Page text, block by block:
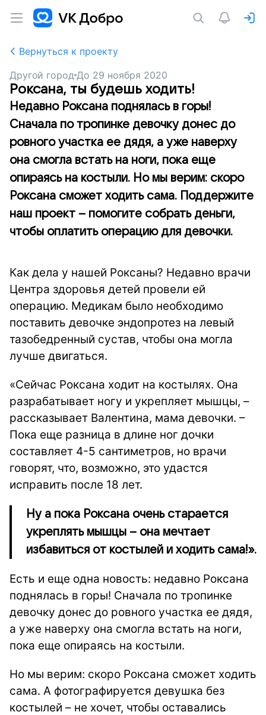
Вернуться к проекту
Другой город До 29 ноября 2020
Роксана, ты будешь ходить!
Недавно Роксана поднялась в горы!
Сначала по тропинке девочку донес до
ровного участка ее дядя, а уже наверху
она смогла встать на ноги, пока еще
опираясь на костыли. Но мы верим: скоро
Роксана сможет ходить сама. Поддержите
наш проект – помогите собрать деньги,
чтобы оплатить операцию для девочки.
Как дела у нашей Роксаны? Недавно врачи
Центра здоровья детей провели ей
операцию. Медикам было необходимо
поставить девочке эндопротез на левый
тазобедренный сустав, чтобы она могла
лучше двигаться.
«Сейчас Роксана ходит на костылях. Она
разрабатывает ногу и укрепляет мышцы, –
рассказывает Валентина, мама девочки. –
Пока еще разница в длине ног дочки
составляет 4-5 сантиметров, но врачи
говорят, что, возможно, это удастся
исправить после 18 лет.
Ну а пока Роксана очень старается
укреплять мышцы – она мечтает
избавиться от костылей и ходить сама!».
Есть и еще одна новость: недавно Роксана
поднялась в горы! Сначала по тропинке
девочку донес до ровного участка ее дядя,
а уже наверху она смогла встать на ноги,
пока еще опираясь на костыли.
Но мы верим: скоро Роксана сможет ходить
сама. А фотографируется девушка без
костылей – не хочет, чтобы оставались